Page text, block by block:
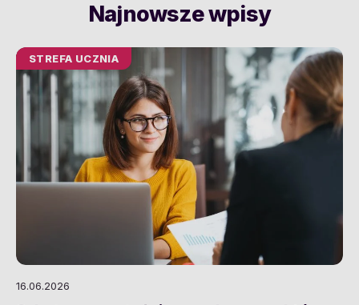
Najnowsze wpisy
STREFA UCZNIA
16.06.2026